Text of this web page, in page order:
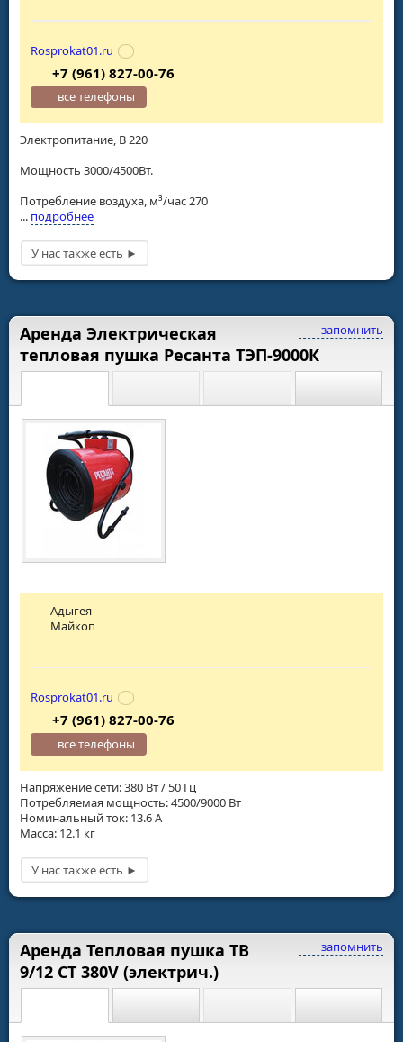
Электропитание, В 220
Мощность 3000/4500Вт.
Потребление воздуха, м³/час 270
... подробнее
Rosprokat01.ru
+7 (961) 827-00-76
все телефоны
запомнить
Аренда Электрическая
тепловая пушка Ресанта ТЭП-9000К
Напряжение сети: 380 Вт / 50 Гц
Потребляемая мощность: 4500/9000 Вт
Номинальный ток: 13.6 А
Масса: 12.1 кг
Адыгея
Майкоп
Rosprokat01.ru
+7 (961) 827-00-76
все телефоны
запомнить
Аренда Тепловая пушка ТВ
9/12 СТ 380V (электрич.)